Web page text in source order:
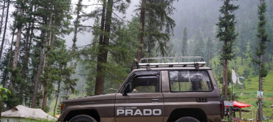
Büyük Yaz İndirimi
0
Günler
00
Hr
00
Min
00
SSK
Alışverişe Başla